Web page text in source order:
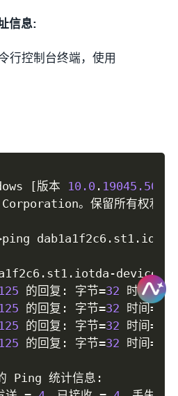
信息:
行控制台终端，使用
[版本 10.0 . 19045.5011
。保留所有权利。
ping dab1a1f2c6 . st1 . iotda
. st1 . iotda -device.
的回复 : 字节=32 时间=37
的回复 : 字节=32 时间=
的回复 : 字节=32 时间=
的回复 : 字节=32 时间=
Ping 统计信息 :